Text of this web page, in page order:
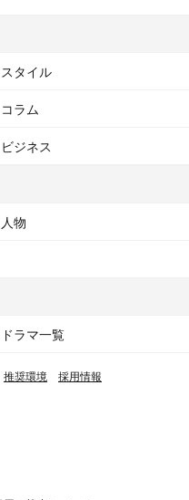
スタイル
コラム
ビジネス
人物
ドラマ一覧
推奨環境 採用情報